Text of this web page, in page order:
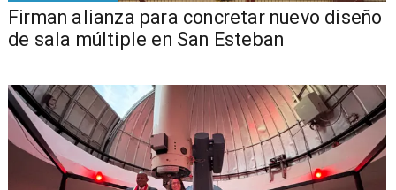
​​Firman alianza para concretar nuevo diseño
de sala múltiple en San Esteban